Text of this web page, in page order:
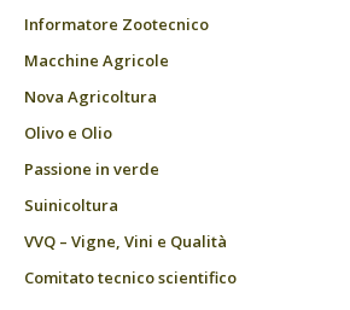
Informatore Zootecnico
Macchine Agricole
Nova Agricoltura
Olivo e Olio
Passione in verde
Suinicoltura
VVQ – Vigne, Vini e Qualità
Comitato tecnico scientifico